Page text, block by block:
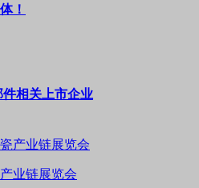
！
相关上市企业
业链展览会